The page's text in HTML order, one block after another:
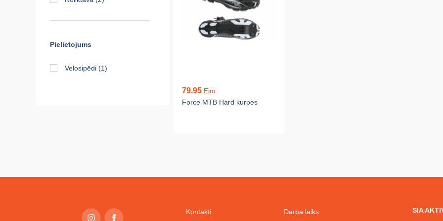
Pielietojums
Velosipēdi (1)
79.95 Eiro
Force MTB Hard kurpes
Kontakti Darba laiks
SIA